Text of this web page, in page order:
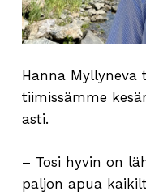
Hanna Myllyneva
tiimissämme
asti.
– Tosi hyvin on
paljon apua